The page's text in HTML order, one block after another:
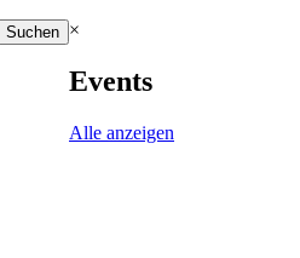
×
Events
Alle anzeigen